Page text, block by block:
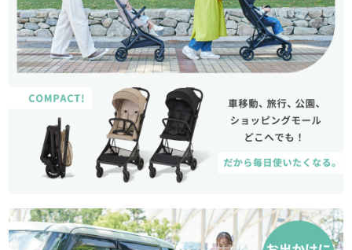
オフィシャルInstagram
× 閉じる